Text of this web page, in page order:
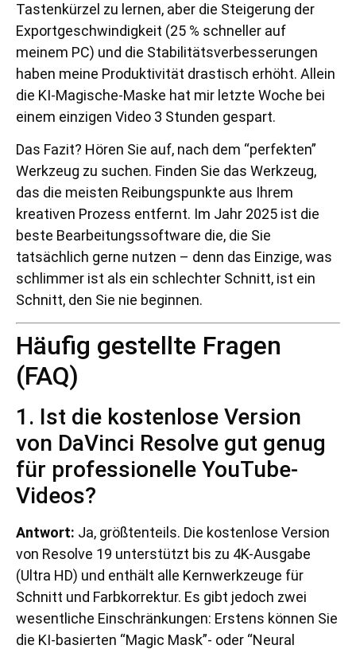
Tastenkürzel zu lernen, aber die Steigerung der
Exportgeschwindigkeit (25 % schneller auf
meinem PC) und die Stabilitätsverbesserungen
haben meine Produktivität drastisch erhöht. Allein
die KI-Magische-Maske hat mir letzte Woche bei
einem einzigen Video 3 Stunden gespart.
Das Fazit? Hören Sie auf, nach dem “perfekten”
Werkzeug zu suchen. Finden Sie das Werkzeug,
das die meisten Reibungspunkte aus Ihrem
kreativen Prozess entfernt. Im Jahr 2025 ist die
beste Bearbeitungssoftware die, die Sie
tatsächlich gerne nutzen – denn das Einzige, was
schlimmer ist als ein schlechter Schnitt, ist ein
Schnitt, den Sie nie beginnen.
Häufig gestellte Fragen
(FAQ)
1. Ist die kostenlose Version
von DaVinci Resolve gut genug
für professionelle YouTube-
Videos?
Antwort: Ja, größtenteils. Die kostenlose Version
von Resolve 19 unterstützt bis zu 4K-Ausgabe
(Ultra HD) und enthält alle Kernwerkzeuge für
Schnitt und Farbkorrektur. Es gibt jedoch zwei
wesentliche Einschränkungen: Erstens können Sie
die KI-basierten “Magic Mask”- oder “Neural